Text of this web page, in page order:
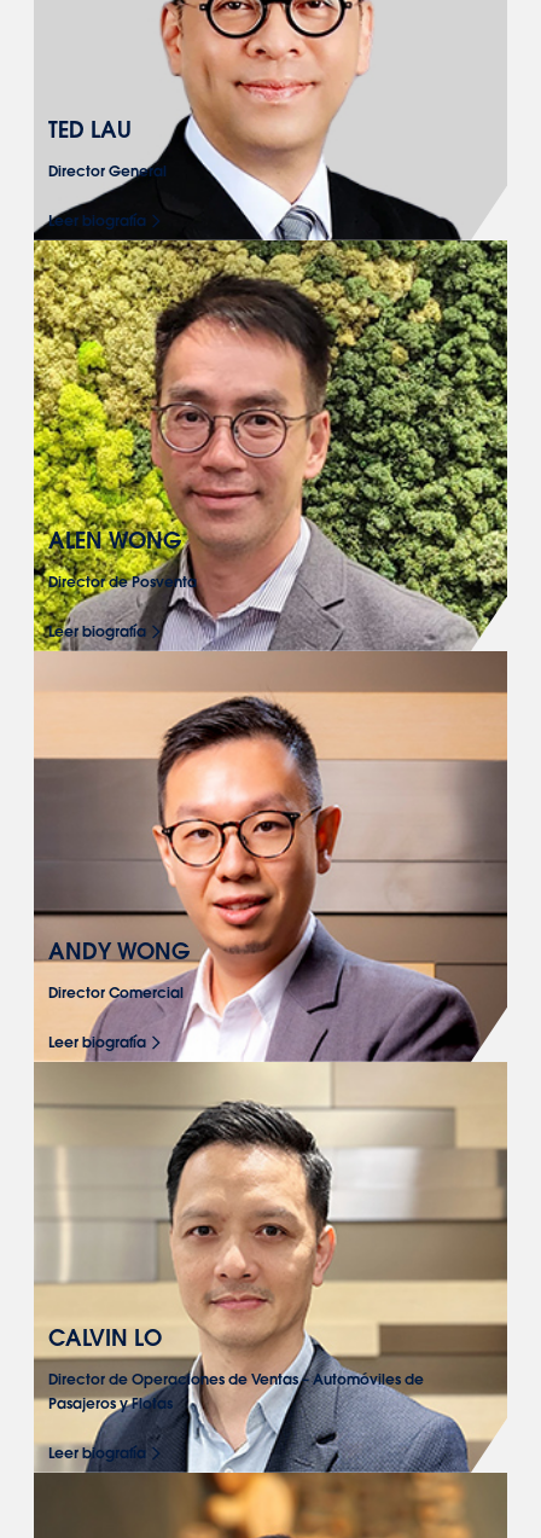
TED LAU
Director General
Leer biografía
ALEN WONG
Director de Posventa
Leer biografía
ANDY WONG
Director Comercial
Leer biografía
CALVIN LO
Director de Operaciones de Ventas – Automóviles de
Pasajeros y Flotas
Leer biografía